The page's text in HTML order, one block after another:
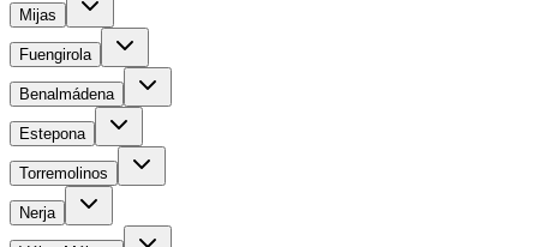
Mijas
Fuengirola
Benalmádena
Estepona
Torremolinos
Nerja